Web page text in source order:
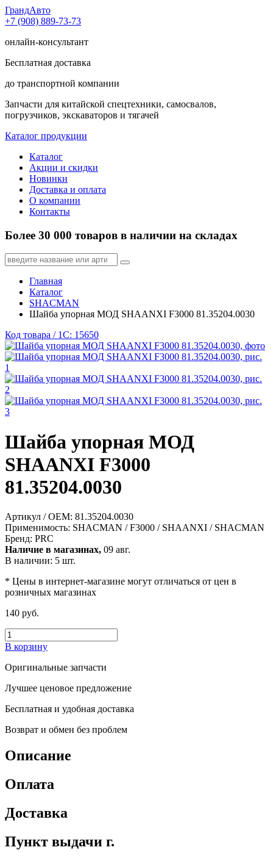
ГрандАвто
+7 (908) 889-73-73
онлайн-консультант
Бесплатная доставка
до транспортной компании
Запчасти для китайской спецтехники, самосвалов,
погрузчиков, экскаваторов и тягачей
Каталог продукции
Каталог
Акции и скидки
Новинки
Доставка и оплата
О компании
Контакты
Более 30 000 товаров в наличии на складах
Главная
Каталог
SHACMAN
Шайба упорная МОД SHAANXI F3000 81.35204.0030
Код товара / 1C: 15650
Шайба упорная МОД
SHAANXI F3000
81.35204.0030
Артикул / OEM: 81.35204.0030
Применимость: SHACMAN / F3000 / SHAANXI / SHACMAN
Бренд: PRC
Наличие в магазинах, 09 авг.
В наличии: 5 шт.
* Цены в интернет-магазине могут отличаться от цен в
розничных магазинах
140 руб.
В корзину
Оригинальные запчасти
Лучшее ценовое предложение
Бесплатная и удобная доставка
Возврат и обмен без проблем
Описание
Оплата
Доставка
Пункт выдачи г.